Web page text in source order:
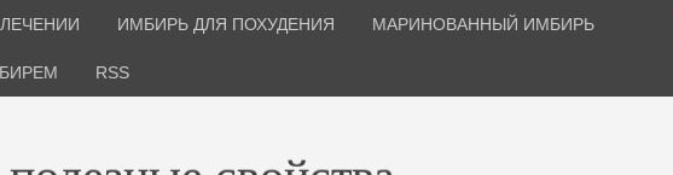
ИМБИРЬ ДЛЯ ПОХУДЕНИЯ МАРИНОВАННЫЙ ИМБИРЬ
RSS